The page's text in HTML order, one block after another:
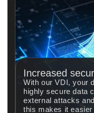
Increased
With our VDI, your
highly secure data
external attacks
this makes it